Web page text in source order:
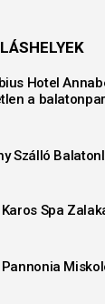
Hotel
a
Szálló
Spa